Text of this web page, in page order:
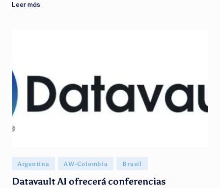
Leer más
Publicado
en
Argentina AW-Colombia Brasil
Datavault AI ofrecerá conferencias